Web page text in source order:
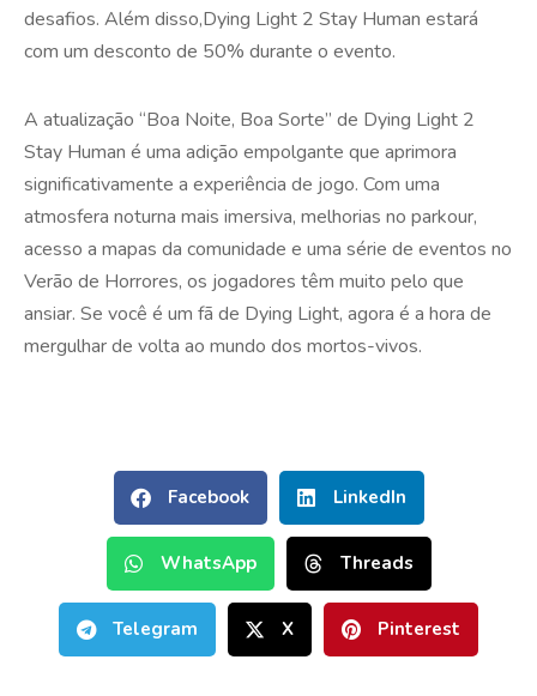
desafios. Além disso,Dying Light 2 Stay Human estará
com um desconto de 50% durante o evento.
A atualização “Boa Noite, Boa Sorte” de Dying Light 2
Stay Human é uma adição empolgante que aprimora
significativamente a experiência de jogo. Com uma
atmosfera noturna mais imersiva, melhorias no parkour,
acesso a mapas da comunidade e uma série de eventos no
Verão de Horrores, os jogadores têm muito pelo que
ansiar. Se você é um fã de Dying Light, agora é a hora de
mergulhar de volta ao mundo dos mortos-vivos.
Facebook LinkedIn
WhatsApp Threads
Telegram X Pinterest